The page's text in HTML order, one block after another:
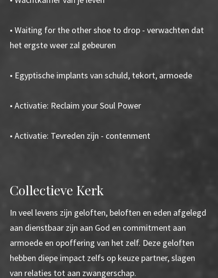
• Waiting for the other shoe to drop - verwachten dat
het ergste weer zal gebeuren
• Egyptische implants van schuld, tekort, armoede
• Activatie: Reclaim your Soul Power
• Activatie: Tevreden zijn - contenment
Collectieve Kerk
In veel levens zijn geloften, beloften en eden afgelegd
aan dienstbaar zijn aan God en commitment aan
armoede en opoffering van het zelf. Deze geloften
hebben diepe impact zelfs op keuze partner, slagen
van relaties tot aan zwangerschap.